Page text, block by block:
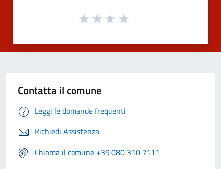
Contatta il comune
Leggi le domande frequenti
Richiedi Assistenza
Chiama il comune +39 080 310 7111